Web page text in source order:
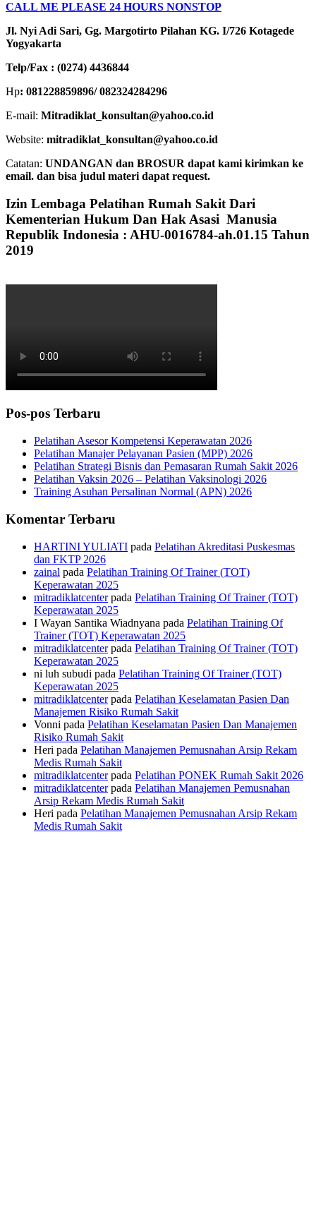
CALL ME PLEASE 24 HOURS NONSTOP
Jl. Nyi Adi Sari, Gg. Margotirto Pilahan KG. I/726 Kotagede
Yogyakarta
Telp/Fax : (0274) 4436844
Hp: 081228859896/ 082324284296
E-mail: Mitradiklat_konsultan@yahoo.co.id
Website: mitradiklat_konsultan@yahoo.co.id
Catatan: UNDANGAN dan BROSUR dapat kami kirimkan ke
email. dan bisa judul materi dapat request.
Izin Lembaga Pelatihan Rumah Sakit Dari
Kementerian Hukum Dan Hak Asasi Manusia
Republik Indonesia : AHU-0016784-ah.01.15 Tahun
2019
Pos-pos Terbaru
Pelatihan Asesor Kompetensi Keperawatan 2026
Pelatihan Manajer Pelayanan Pasien (MPP) 2026
Pelatihan Strategi Bisnis dan Pemasaran Rumah Sakit 2026
Pelatihan Vaksin 2026 – Pelatihan Vaksinologi 2026
Training Asuhan Persalinan Normal (APN) 2026
Komentar Terbaru
HARTINI YULIATI pada Pelatihan Akreditasi Puskesmas
dan FKTP 2026
zainal pada Pelatihan Training Of Trainer (TOT)
Keperawatan 2025
mitradiklatcenterpada Pelatihan Training Of Trainer (TOT)
Keperawatan 2025
I Wayan Santika Wiadnyana pada Pelatihan Training Of
Trainer (TOT) Keperawatan 2025
mitradiklatcenterpada Pelatihan Training Of Trainer (TOT)
Keperawatan 2025
ni luh subudi pada Pelatihan Training Of Trainer (TOT)
Keperawatan 2025
mitradiklatcenterpada Pelatihan Keselamatan Pasien Dan
Manajemen Risiko Rumah Sakit
Vonni pada Pelatihan Keselamatan Pasien Dan Manajemen
Risiko Rumah Sakit
Heri pada Pelatihan Manajemen Pemusnahan Arsip Rekam
Medis Rumah Sakit
mitradiklatcenterpada Pelatihan PONEK Rumah Sakit 2026
mitradiklatcenterpada Pelatihan Manajemen Pemusnahan
Arsip Rekam Medis Rumah Sakit
Heri pada Pelatihan Manajemen Pemusnahan Arsip Rekam
Medis Rumah Sakit